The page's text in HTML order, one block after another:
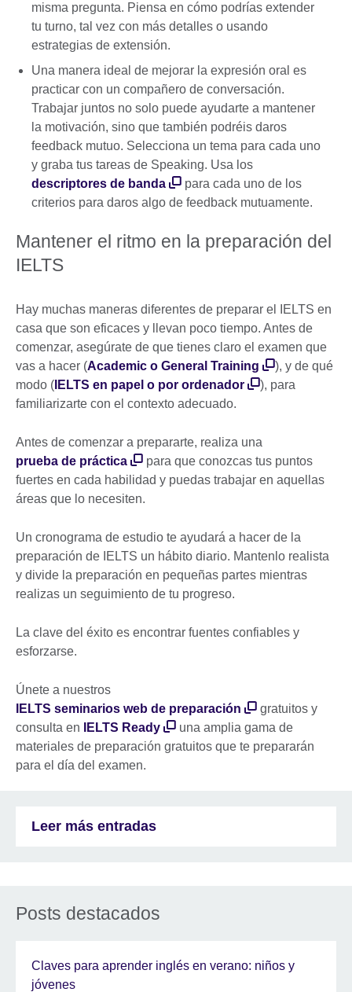
misma pregunta. Piensa en cómo podrías extender
tu turno, tal vez con más detalles o usando
estrategias de extensión.
Una manera ideal de mejorar la expresión oral es
practicar con un compañero de conversación.
Trabajar juntos no solo puede ayudarte a mantener
la motivación, sino que también podréis daros
feedback mutuo. Selecciona un tema para cada uno
y graba tus tareas de Speaking. Usa los
descriptores de banda
para cada uno de los
criterios para daros algo de feedback mutuamente.
Mantener el ritmo en la preparación del
IELTS
Hay muchas maneras diferentes de preparar el IELTS en
casa que son eficaces y llevan poco tiempo. Antes de
comenzar, asegúrate de que tienes claro el examen que
vas a hacer (Academic o General Training
), y de qué
modo ( IELTS en papel o por ordenador
), para
familiarizarte con el contexto adecuado.
Antes de comenzar a prepararte, realiza una
prueba de práctica
para que conozcas tus puntos
fuertes en cada habilidad y puedas trabajar en aquellas
áreas que lo necesiten.
Un cronograma de estudio te ayudará a hacer de la
preparación de IELTS un hábito diario. Mantenlo realista
y divide la preparación en pequeñas partes mientras
realizas un seguimiento de tu progreso.
La clave del éxito es encontrar fuentes confiables y
esforzarse.
Únete a nuestros
IELTS seminarios web de preparación
gratuitos y
consulta en
IELTS Ready
una amplia gama de
materiales de preparación gratuitos que te prepararán
para el día del examen.
Leer más entradas
Posts destacados
Claves para aprender inglés en verano: niños y
jóvenes